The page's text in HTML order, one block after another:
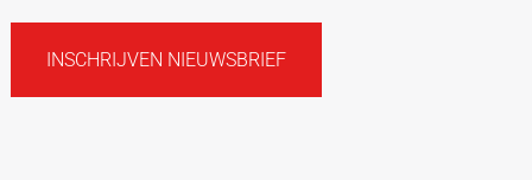
INSCHRIJVEN NIEUWSBRIEF